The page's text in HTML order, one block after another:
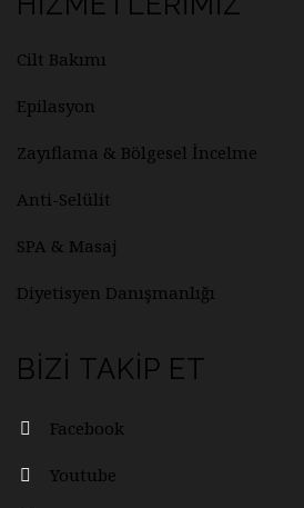
Cilt Bakımı
Epilasyon
Zayıflama & Bölgesel İncelme
Anti-Selülit
SPA & Masaj
Diyetisyen Danışmanlığı
BIZI TAKIP ET
Facebook
Youtube